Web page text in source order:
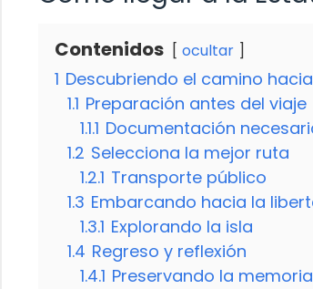
Contenidos ocultar
1 Descubriendo el camino
1.1 Preparación antes del viaje
1.1.1 Documentación
1.2 Selecciona la mejor ruta
1.2.1 Transporte público
1.3 Embarcando hacia la
1.3.1 Explorando la isla
1.4 Regreso y reflexión
1.4.1 Preservando la memoria